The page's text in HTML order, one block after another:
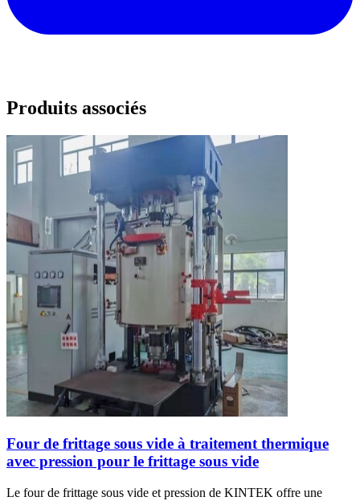
Produits associés
Four de frittage sous vide à traitement thermique
avec pression pour le frittage sous vide
Le four de frittage sous vide et pression de KINTEK offre une